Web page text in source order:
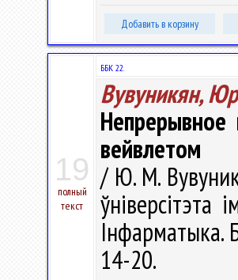
Добавить в корзину
19
полный
текст
ББК 22.
Вувуникян,
Непрерывное
вейвлетом
/ Ю. М.
ўніверсітэта
Інфарматыка.
14-20.